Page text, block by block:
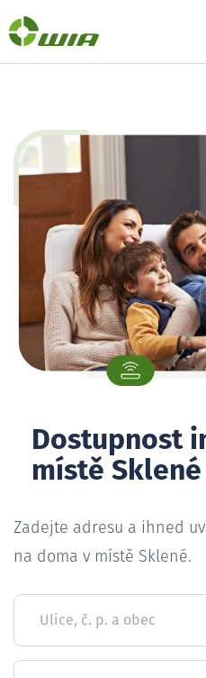
Dostupnost
místě Sklené
Zadejte adresu a ihned
na doma v místě Sklené.
Ulice, č. p. a obec